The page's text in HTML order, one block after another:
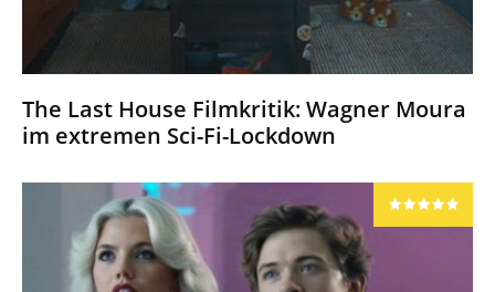
The Last House Filmkritik: Wagner Moura
im extremen Sci-Fi-Lockdown